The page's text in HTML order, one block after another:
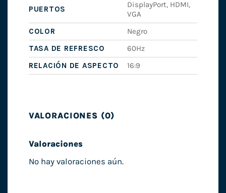
PUERTOS
DisplayPort, HDMI,
VGA
COLOR
Negro
TASA DE REFRESCO
60Hz
RELACIÓN DE ASPECTO
16:9
VALORACIONES (0)
Valoraciones
No hay valoraciones aún.